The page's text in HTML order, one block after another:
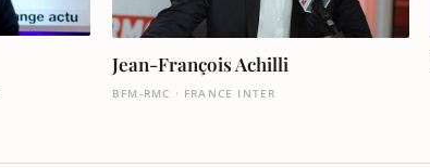
Jean-François Achilli
BFM-RMC · FRANCE INTER